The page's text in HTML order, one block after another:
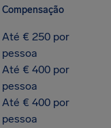
Compensação
Até € 250 por
pessoa
Até € 400 por
pessoa
Até € 400 por
pessoa